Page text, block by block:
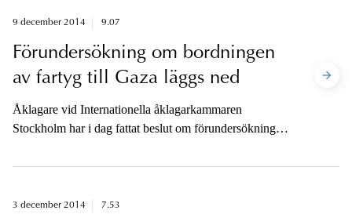
9 december 2014 9.07
Förundersökning om bordningen
av fartyg till Gaza läggs ned
Åklagare vid Internationella åklagarkammaren
Stockholm har i dag fattat beslut om förundersökningen
Gaza 2010 och 2012. Förundersökningen läggs ned.
3 december 2014 7.53